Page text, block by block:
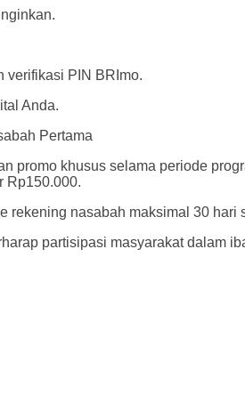
verifikasi PIN BRImo.
Anda.
Pertama
promo khusus selama periode
Rp150.000.
rekening nasabah maksimal 30 hari
partisipasi masyarakat dalam